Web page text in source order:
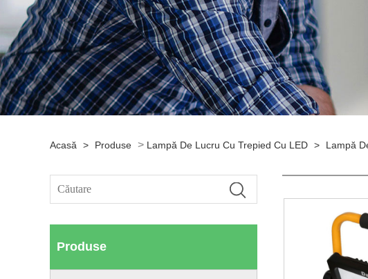
Acasă > Produse > Lampă De Lucru Cu Trepied Cu LED > Lampă
Produse